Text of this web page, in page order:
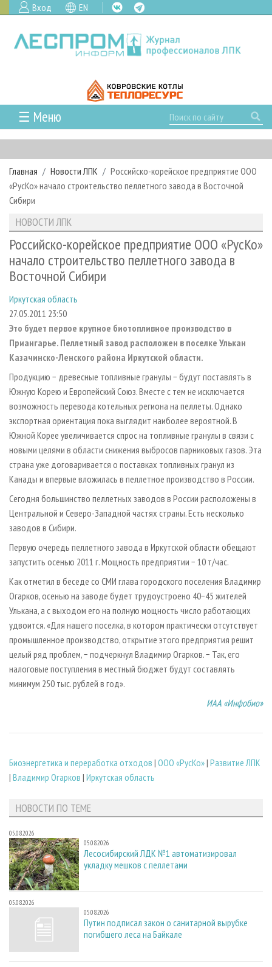
Вход EN
☰ Меню
ГЛАВНАЯ
РУБРИКИ И ТЕМЫ
РУБРИКИ ЖУРНАЛА
ЛЕСНОЕ ХОЗЯЙСТВО
ЛЕСОЗАГОТОВКА
ЛЕСОПИЛЕНИЕ
ДЕРЕВООБРАБОТКА
СУШКА ДРЕВЕСИНЫ
ПРОИЗВОДСТВО ДРЕВЕСНЫХ ПЛИТ
ДЕРЕВЯННОЕ ДОМОСТРОЕНИЕ
ПРОИЗВОДСТВО МЕБЕЛИ
БИОЭНЕРГЕТИКА
ЦБП
ИНСТРУМЕНТ И МАТЕРИАЛЫ
НОВОСТИ
КАЛЕНДАРЬ СОБЫТИЙ
НОВОСТИ ЛПК
НОВОСТИ ЖУРНАЛА
НОВОСТИ КОМПАНИЙ
ПРОЕКТЫ ЛПИ
АНАЛИТИКА
ПРЕДПРИЯТИЯ ЛПК
ЛЕСНЫЕ РЕГИОНЫ РОССИИ
ПЕРСОНЫ
МОБИЛЬНЫЕ ВЫСТАВКИ
ОФИЦИАЛЬНЫЕ ДЕЛЕГАЦИИ
ПРИОРИТЕТНЫЕ ИНВЕСТПРОЕКТЫ
RUSSIAN FORESTRY REVIEW
ГАЗЕТА ЛЕСПРОМФОРУМ
БИБЛИОТЕКА СПЕЦИАЛИСТА
АРХИВ
АРХИВ ЖУРНАЛОВ
СТАТЬИ
О ЖУРНАЛЕ
ПОДПИСКА
КОНТАКТЫ
РЕКЛАМОДАТЕЛЯМ
РЕКЛАМА
РЕКЛАМА НА САЙТЕ
Главная Новости ЛПК
Российско-корейское предприятие ООО
«РусКо» начало строительство пеллетного завода в Восточной
Сибири
НОВОСТИ ЛПК
Российско-корейское предприятие ООО «РусКо»
начало строительство пеллетного завода в
Восточной Сибири
Иркутская область
27.05.2011 23:50
Это будет первое крупное биотопливное производство в
Приангарье. Пеллетный завод расположен в поселке Улькан
Казачинско-Ленского района Иркутской области.
Продукцию − древесные топливные гранулы − будут поставлять в
Южную Корею и Европейский Союз. Вместе с тем не исключается
возможность перевода котельных региона на пеллеты. Однако
экспортная ориентация пока выглядит наиболее вероятной. В
Южной Корее увеличивается спрос на топливные гранулы в связи с
новыми целями в области снижения выбросов парниковых газов. Эта
страна уже договаривается о поставках топливных гранул из
Канады и впервые вложилась в пеллетное производство в России.
Сегодня большинство пеллетных заводов в России расположены в
Центральной и Северо-Западной частях страны. Есть несколько
заводов в Сибири.
Первую очередь пеллетного завода в Иркутской области обещают
запустить осенью 2011 г. Мощность предприятии − 10 т/час.
Как отметил в беседе со СМИ глава городского поселения Владимир
Огарков, осенью на заводе будет трудоустроено 40−45 жителей
Улькана, а с выходом его на полную мощность число работающих
удвоится. «Для нашего поселка, в котором практически отсутствует
промышленное производство, открытие этого предприятия решит
целый ряд проблем, − подчеркнул Владимир Огарков. − Так, его
налоговые поступления в местный бюджет будут составлять
минимум 250 тыс. рублей в год».
ИАА «Инфобио»
Биoэнергетика и переработка отходов | ООО «РусКо»| Развитие ЛПК
| Владимир Огарков | Иркутская область
НОВОСТИ ПО ТЕМЕ
05.08.2026
05.08.2026
Лесосибирский ЛДК №1 автоматизировал
укладку мешков с пеллетами
05.08.2026
05.08.2026
Путин подписал закон о санитарной вырубке
погибшего леса на Байкале